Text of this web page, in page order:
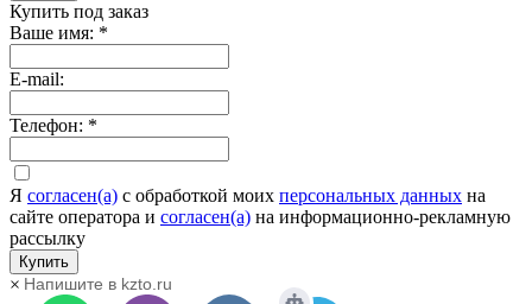
Купить под заказ
Ваше имя: *
E-mail:
Телефон: *
Я согласен(а) c обработкой моих персональных данных на
сайте оператора и согласен(а) на информационно-рекламную
рассылку
Купить
Напишите в kzto.ru
×